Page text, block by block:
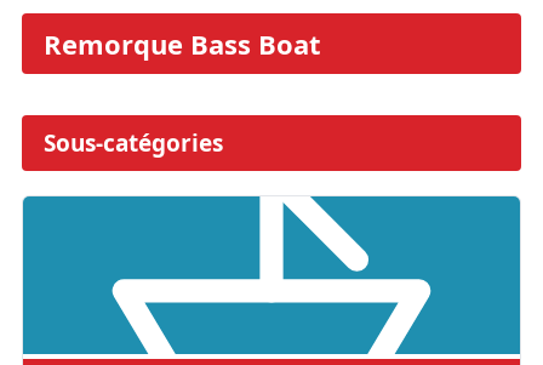
Remorque Bass Boat
Sous-catégories